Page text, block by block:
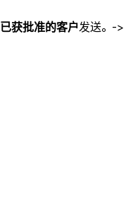
已获批准的客户发送。->